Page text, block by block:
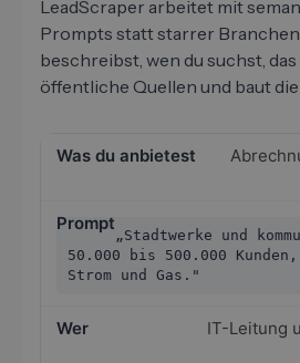
LeadScraper arbeitet mit
Prompts statt starrer
beschreibst, wen du suchst,
öffentliche Quellen und baut die
„Stadtwerke und
50.000 bis 500.000
Strom und Gas."
IT-Leitung